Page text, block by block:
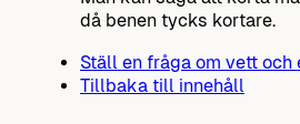
då benen tycks kortare.
Ställ en fråga om vett och
Tillbaka till innehåll